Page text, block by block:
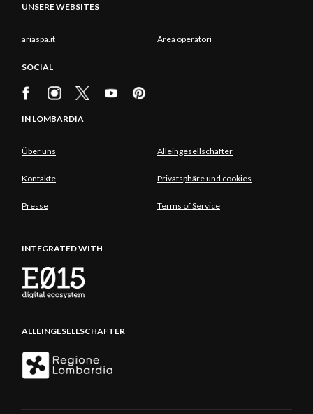
UNSERE WEBSITES
ariaspa.it Area operatori
SOCIAL
IN LOMBARDIA
Über uns Alleingesellschafter
Kontakte Privatsphäre und cookies
Presse Terms of Service
INTEGRATED WITH
ALLEINGESELLSCHAFTER